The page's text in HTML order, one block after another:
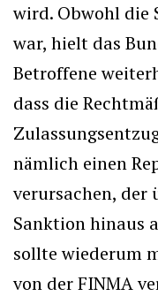
wird. Obwohl die
war, hielt das
Betroffene
dass die
nämlich einen
verursachen, der
Sanktion hinaus
sollte wiederum
von der FINMA